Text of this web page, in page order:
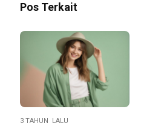
Pos Terkait
3 TAHUN LALU